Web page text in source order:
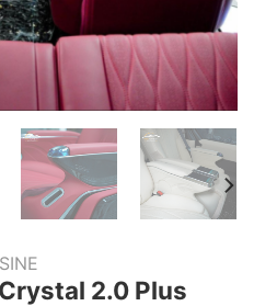
2.0 Plus